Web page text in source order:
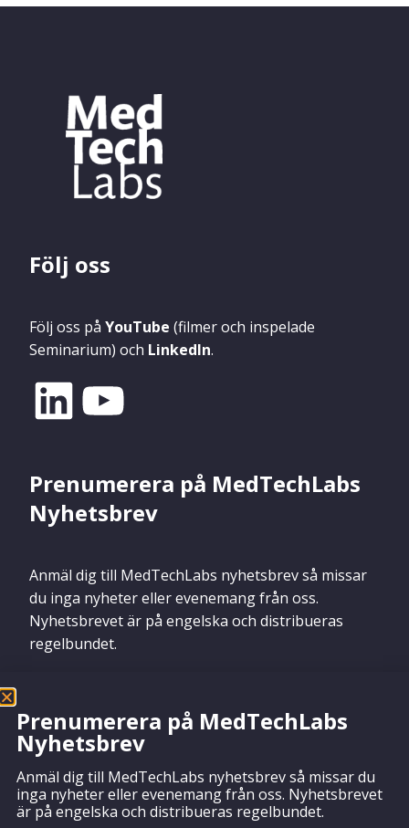
Följ oss
Följ oss på YouTube (filmer och inspelade
Seminarium) och LinkedIn.
Prenumerera på MedTechLabs
Nyhetsbrev
Anmäl dig till MedTechLabs nyhetsbrev så missar
du inga nyheter eller evenemang från oss.
Nyhetsbrevet är på engelska och distribueras
regelbundet.
Prenumerera på MedTechLabs
Nyhetsbrev
Anmäl dig till MedTechLabs nyhetsbrev så missar du
inga nyheter eller evenemang från oss. Nyhetsbrevet
är på engelska och distribueras regelbundet.